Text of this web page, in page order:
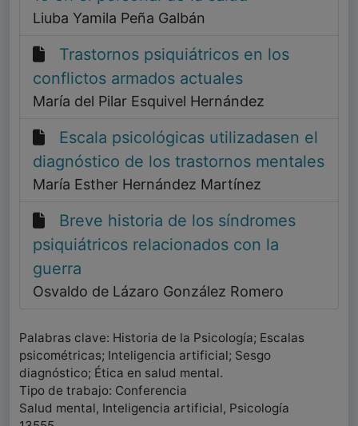
Liuba Yamila Peña Galbán
Trastornos psiquiátricos en los
conflictos armados actuales
María del Pilar Esquivel Hernández
Escala psicológicas utilizadasen el
diagnóstico de los trastornos mentales
María Esther Hernández Martínez
Breve historia de los síndromes
psiquiátricos relacionados con la
guerra
Osvaldo de Lázaro González Romero
Palabras clave: Historia de la Psicología; Escalas
psicométricas; Inteligencia artificial; Sesgo
diagnóstico; Ética en salud mental.
Tipo de trabajo: Conferencia
Salud mental, Inteligencia artificial, Psicología